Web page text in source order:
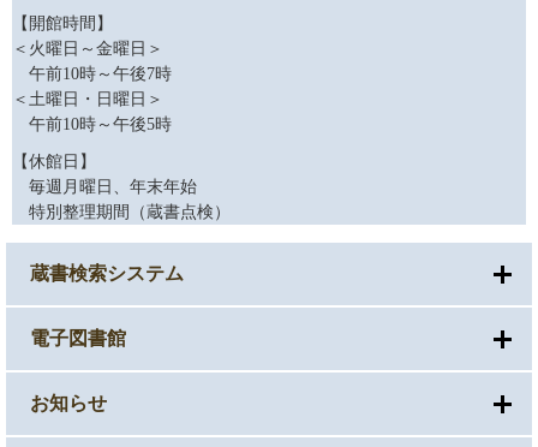
【開館時間】
＜火曜日～金曜日＞
午前10時～午後7時
＜土曜日・日曜日＞
午前10時～午後5時
【休館日】
毎週月曜日、年末年始
特別整理期間（蔵書点検）
蔵書検索システム
電子図書館
お知らせ